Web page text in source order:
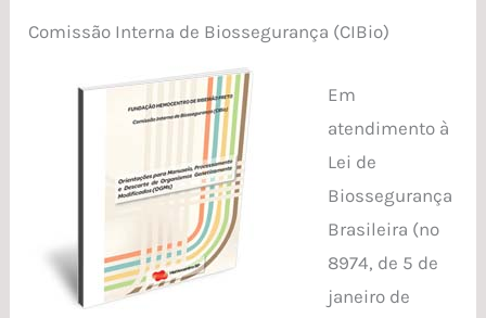
Comissão Interna de Biossegurança (CIBio)
Em
atendimento à
Lei de
Biossegurança
Brasileira (nº
8974, de 5 de
janeiro de